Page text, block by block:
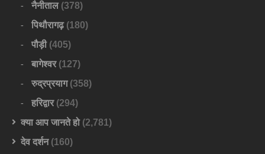
नैनीताल(378)
पिथौरागढ़(180)
पौड़ी(405)
बागेश्वर(127)
रुद्रप्रयाग(358)
हरिद्वार(294)
क्या आप जानते हो(2,781)
देव दर्शन(160)